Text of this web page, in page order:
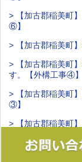
> 【加古郡稲美町
⑥】
> 【加古郡稲美町
> 【加古郡稲美町
す。【外構工事④】
> 【加古郡稲美町
③】
> 【加古郡稲美町
> 【加古郡稲美町